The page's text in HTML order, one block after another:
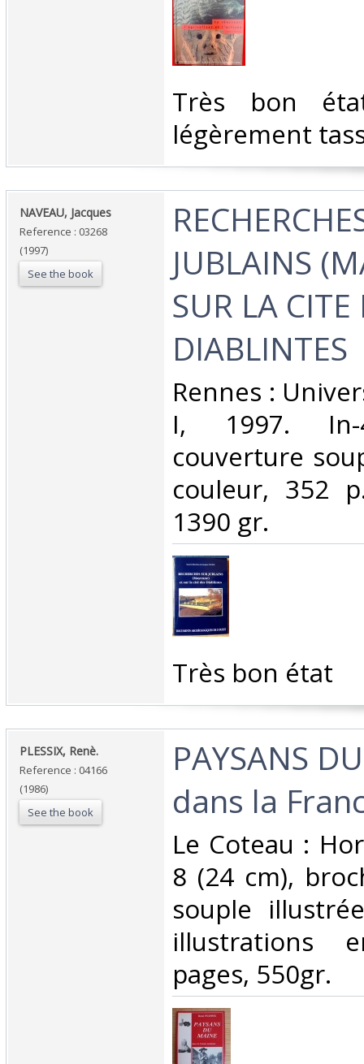
‎Très bon
légèrement
‎NAVEAU, Jacques‎
Reference : 03268
(1997)
See the book
JUBLAINS
SUR LA CITE
DIABLINTES‎
‎Rennes :
I, 1997.
couverture
couleur, 352
1390 gr.‎
‎Très bon état‎
‎PLESSIX, Renè.‎
Reference : 04166
(1986)
See the book
‎PAYSANS
dans la
‎Le Coteau :
8 (24 cm),
souple
illustrations
pages, 550gr.‎